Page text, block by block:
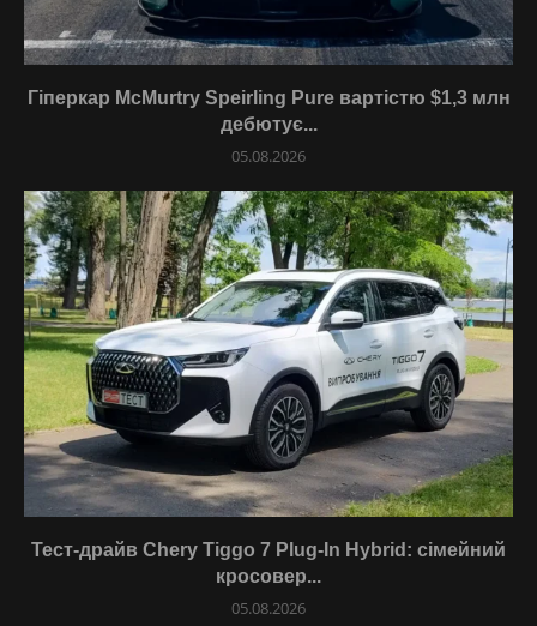
Гіперкар McMurtry Speirling Pure вартістю $1,3 млн
дебютує...
05.08.2026
Тест-драйв Chery Tiggo 7 Plug-In Hybrid: сімейний
кросовер...
05.08.2026